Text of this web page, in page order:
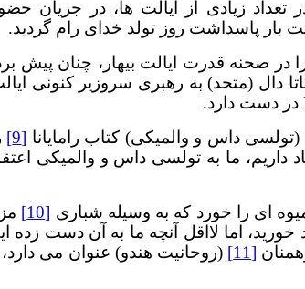
زیادی از ایالت ها، در جریان
بار پاسداشت روز تولد خدای رام گردید.
در صحنه قدرت ایالت بیهار، چنان پیش
دال (متحد) به رهبری سروزیر کنونی
داس و والمیکی) کتاب رامایانا [9]
ما به تولسی داس و والمیکی
ای را خورد که به وسیله شباری [10]
اما لااقل آنچه ما به آن دست زده
[11]
(روحانیت هندو) عنوان می